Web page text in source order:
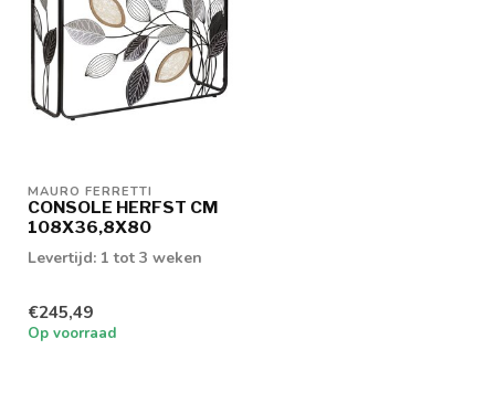
MAURO FERRETTI
CONSOLE HERFST CM
108X36,8X80
Levertijd: 1 tot 3 weken
€245,49
Op voorraad